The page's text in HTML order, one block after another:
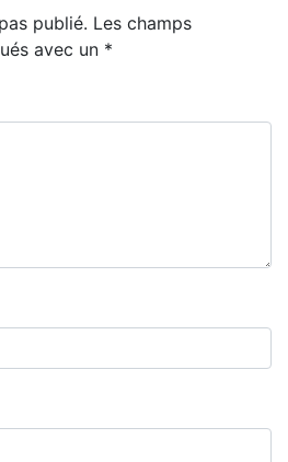
publié. Les champs
avec un *